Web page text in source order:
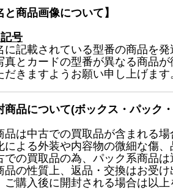
と商品画像について】
号
記載されている型番の商品を発
真とカードの型番が異なる商品
だきますようお願い申し上げます
商品について(ボックス・パック
品は中古での買取品が含まれる場
による外装や内容物の微細な傷、
での買取品の為、パック系商品
品の性質上、返品・交換はお受け
ご購入後に開封される場合は以